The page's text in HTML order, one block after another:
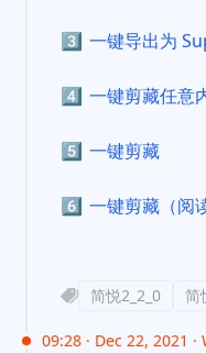
3️⃣ 一键导出为
4️⃣ 一键剪藏任意
5️⃣ 一键剪藏
6️⃣ 一键剪藏（阅
简悦2_2_0 简
09:28 · Dec 22, 2021 ·